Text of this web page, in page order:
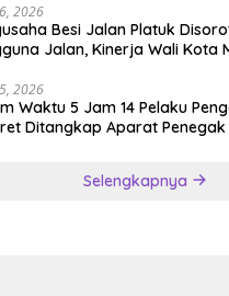
2026
Besi Jalan Platuk
Jalan, Kinerja Wali Kota
2026
Waktu 5 Jam 14 Pelaku
Ditangkap Aparat Penegak
Selengkapnya